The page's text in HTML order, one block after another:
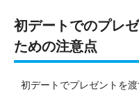
初デートでのプレ
ための注意点
初デートでプレゼントを